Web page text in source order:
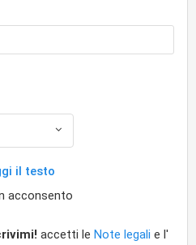
il testo
acconsento
accetti le Note legali e l'